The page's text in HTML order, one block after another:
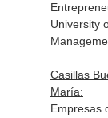
University
Casillas
María:
Empresas